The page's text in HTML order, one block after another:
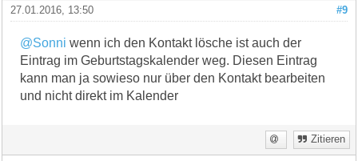
#9
27.01.2016, 13:50
@Sonni wenn ich den Kontakt lösche ist auch der
Eintrag im Geburtstagskalender weg. Diesen Eintrag
kann man ja sowieso nur über den Kontakt bearbeiten
und nicht direkt im Kalender
Zitieren